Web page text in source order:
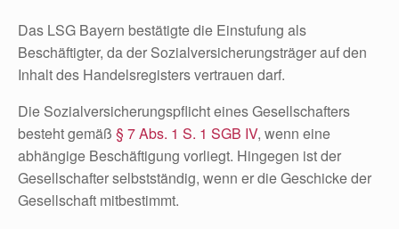
Das LSG Bayern bestätigte die Einstufung als
Beschäftigter, da der Sozialversicherungsträger auf den
Inhalt des Handelsregisters vertrauen darf.
Die Sozialversicherungspflicht eines Gesellschafters
besteht gemäß § 7 Abs. 1 S. 1 SGB IV, wenn eine
abhängige Beschäftigung vorliegt. Hingegen ist der
Gesellschafter selbstständig, wenn er die Geschicke der
Gesellschaft mitbestimmt.